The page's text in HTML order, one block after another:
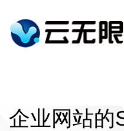
企业网站的